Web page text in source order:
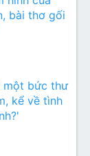
bài thơ gối
một bức thư
kể về tình